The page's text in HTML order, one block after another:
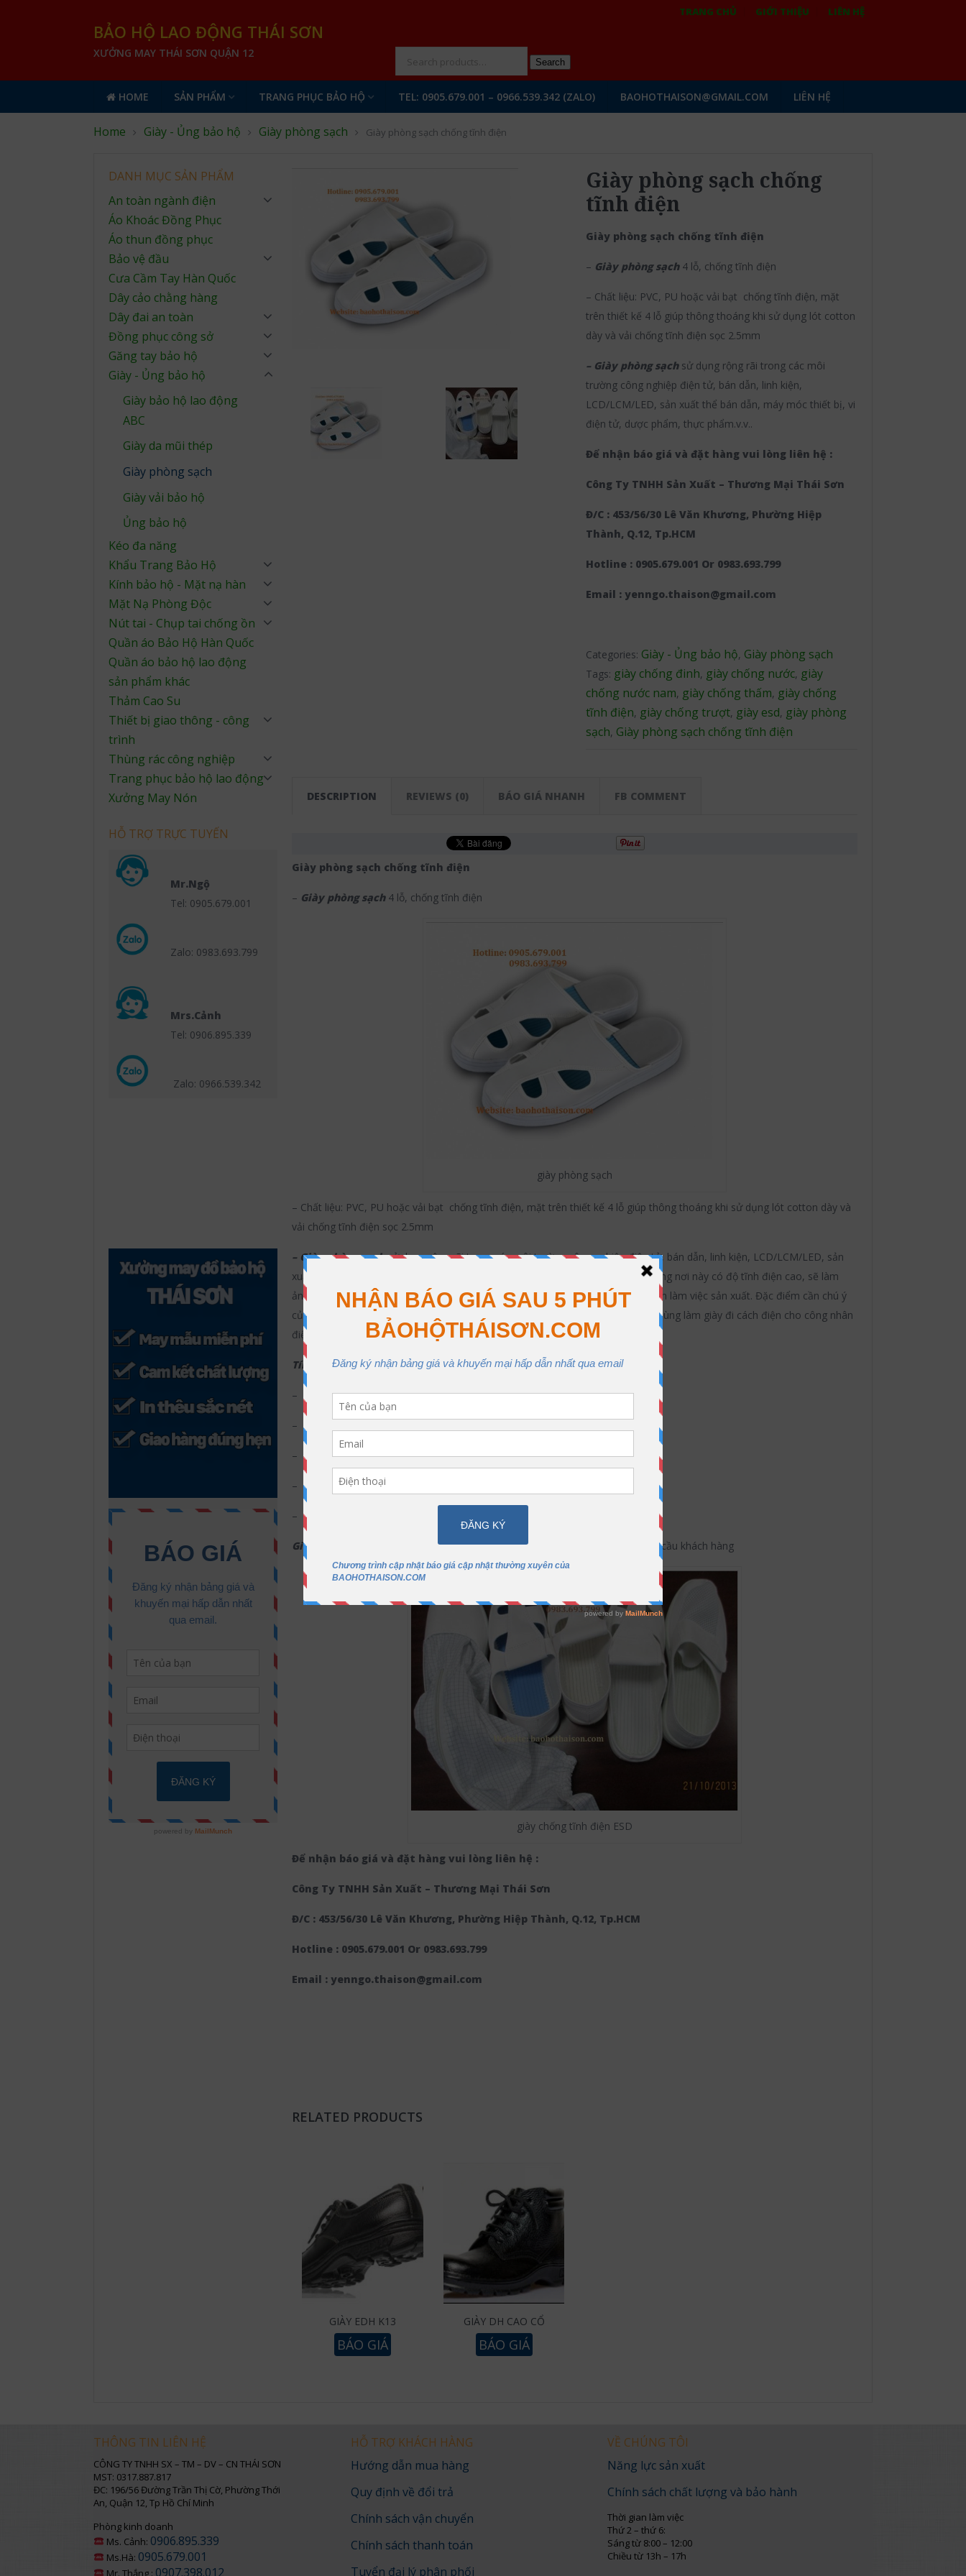
TRANG CHỦ GIỚI THIỆU LIÊN HỆ
BẢO HỘ LAO ĐỘNG THÁI SƠN
XƯỞNG MAY THÁI SƠN QUẬN 12
Search
HOME SẢN PHẨM TRANG PHỤC BẢO HỘ TEL: 0905.679.001 – 0966.539.342 (ZALO) BAOHOTHAISON@GMAIL.COM LIÊN HỆ
Home Giày - Ủng bảo hộ Giày phòng sạch Giày phòng sạch chống tĩnh điện
Giày phòng sạch chống
tĩnh điện
Giày phòng sạch chống tĩnh điện
– Giày phòng sạch4 lỗ, chống tĩnh điện
– Chất liệu: PVC, PU hoặc vải bạt chống tĩnh điện, mặt
trên thiết kế 4 lỗ giúp thông thoáng khi sử dụng lót cotton
dày và vải chống tĩnh điện sọc 2.5mm
– Giày phòng sạchsử dụng rộng rãi trong các môi
trường công nghiệp điện tử, bán dẫn, linh kiện,
LCD/LCM/LED, sản xuất thể bán dẫn, máy móc thiết bị, vi
điện tử, dược phẩm, thực phẩm.v.v..
Để nhận báo giá và đặt hàng vui lòng liên hệ :
Công Ty TNHH Sản Xuất – Thương Mại Thái Sơn
Đ/C : 453/56/30 Lê Văn Khương, Phường Hiệp
Thành, Q.12, Tp.HCM
Hotline : 0905.679.001 Or 0983.693.799
Email : yenngo.thaison@gmail.com
Categories: Giày - Ủng bảo hộ, Giày phòng sạch
Tags: giày chống đinh, giày chống nước, giày
chống nước nam, giày chống thấm, giày chống
tĩnh điện, giày chống trượt, giày esd, giày phòng
sạch, Giày phòng sạch chống tĩnh điện
DESCRIPTION REVIEWS (0) BÁO GIÁ NHANH FB COMMENT
Giày phòng sạch chống tĩnh điện
– Giày phòng sạch4 lỗ, chống tĩnh điện
giày phòng sạch
– Chất liệu: PVC, PU hoặc vải bạt chống tĩnh điện, mặt trên thiết kế 4 lỗ giúp thông thoáng khi sử dụng lót cotton dày và
vải chống tĩnh điện sọc 2.5mm
– Giày phòng sạchsử dụng rộng rãi trong các môi trường công nghiệp điện tử, bán dẫn, linh kiện, LCD/LCM/LED, sản
xuất thể bán dẫn, máy móc thiết bị, vi điện tử, dược phẩm, thực phẩm.v.v.. Những nơi này có độ tĩnh điện cao, sẽ làm
ảnh hưởng đến toàn bộ sản phẩm và nguy hiểm hơn là ảnh hưởng tới công nhân làm việc sản xuất. Đặc điểm cần chú ý
của giày dép chống tĩnh điện là không có tính chất cách điện, nên không được dùng làm giày đi cách điện cho công nhân
điện lực nhất là những môi trường có dòng điện và tia lửa điện cao
Tính năng của giày phòng sạch chống tĩnh điện
– Đế giày có điện trở bề mặt:106Ω- 109Ω.
– Tính chịu ma sát, tính chống cong.
– Tính chống bong phù hợp với yêu cầu tiêu chuẩn quốc tế.
– Thiết kế giày chống tĩnh điện PVC
– Kiểu dáng: dạng lưới, dạng lỗ, dạng kín …
Giầy phòng sạch chống tĩnh điệncỡ từ: 34 đến 44, Màu vải lót đế theo yêu cầu khách hàng
giày chống tĩnh điện ESD
Để nhận báo giá và đặt hàng vui lòng liên hệ :
Công Ty TNHH Sản Xuất – Thương Mại Thái Sơn
Đ/C : 453/56/30 Lê Văn Khương, Phường Hiệp Thành, Q.12, Tp.HCM
Hotline : 0905.679.001 Or 0983.693.799
Email : yenngo.thaison@gmail.com
RELATED PRODUCTS
GIÀY EDH K13
BÁO GIÁ
GIÀY DH CAO CỔ
BÁO GIÁ
DANH MỤC SẢN PHẨM
An toàn ngành điện
Áo Khoác Đồng Phục
Áo thun đồng phục
Bảo vệ đầu
Cưa Cầm Tay Hàn Quốc
Dây cảo chằng hàng
Dây đai an toàn
Đồng phục công sở
Găng tay bảo hộ
Giày - Ủng bảo hộ
Giày bảo hộ lao động
ABC
Giày da mũi thép
Giày phòng sạch
Giày vải bảo hộ
Ủng bảo hộ
Kéo đa năng
Khẩu Trang Bảo Hộ
Kính bảo hộ - Mặt nạ hàn
Mặt Nạ Phòng Độc
Nút tai - Chụp tai chống ồn
Quần áo Bảo Hộ Hàn Quốc
Quần áo bảo hộ lao động
sản phẩm khác
Thảm Cao Su
Thiết bị giao thông - công
trình
Thùng rác công nghiệp
Trang phục bảo hộ lao động
Xưởng May Nón
HỖ TRỢ TRỰC TUYẾN
Mr.Ngộ
Tel: 0905.679.001
Zalo: 0983.693.799
Mrs.Cảnh
Tel: 0906.895.339
Zalo: 0966.539.342
THÔNG TIN LIÊN HỆ
CÔNG TY TNHH SX – TM – DV – CN THÁI SƠN
MST: 0317.887.817
ĐC: 196/56 Đường Trần Thị Cờ, Phường Thới
An, Quận 12, Tp Hồ Chí Minh
Phòng kinh doanh
Ms. Cảnh: 0906.895.339
Ms.Hà: 0905.679.001
Mr. Thắng : 0907.398.012
HỖ TRỢ KHÁCH HÀNG
Hướng dẫn mua hàng
Quy định về đổi trả
Chính sách vận chuyển
Chính sách thanh toán
Tuyển đại lý phân phối
VỀ CHÚNG TÔI
Năng lực sản xuất
Chính sách chất lượng và bảo hành
Thời gian làm việc
Thứ 2 – thứ 6:
Sáng từ 8:00 – 12:00
Chiều từ 13h – 17h